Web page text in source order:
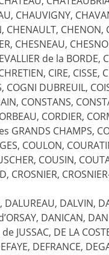
CHAUVIGNY,
CHENAULT, CHENON,
CHESNEAU,
de la BORDE,
CIRE, CISSE,
DUBREUIL,
CONSTANS,
CORDIER,
GRANDS CHAMPS,
COULON,
COUSIN,
CROSNIER,
DALVIN,
DANICAN,
JUSSAC, DE LA
DEFRANCE,